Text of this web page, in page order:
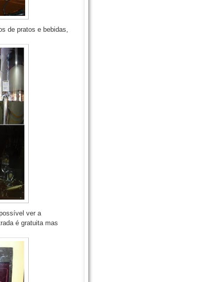
de pratos e bebidas,
ver a
é gratuita mas